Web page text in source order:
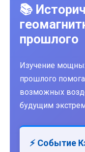
📚
прошлого
Изучение
прошлого
возможных
будущим
⚡ Событие